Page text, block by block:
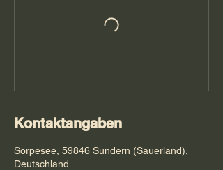
Kontaktangaben
Sorpesee, 59846 Sundern (Sauerland),
Deutschland